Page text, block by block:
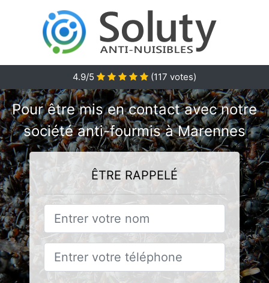
4.9/5 (117 votes)
Pour être mis en contact avec notre
société anti-fourmis à Marennes
ÊTRE RAPPELÉ